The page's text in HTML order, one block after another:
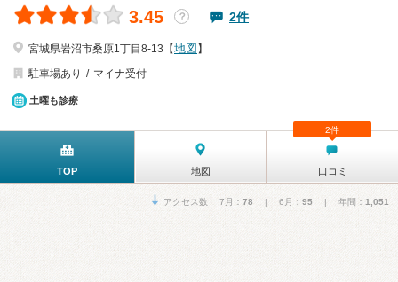
3.45 ？ 2件
宮城県岩沼市桑原1丁目8-13【地図 】
駐車場あり
マイナ受付
土曜も診療
TOP 地図 口コミ
2件
アクセス数 7月： 78 | 6月： 95 | 年間： 1,051